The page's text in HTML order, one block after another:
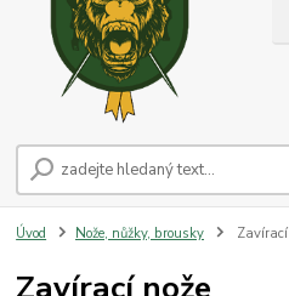
Úvod Nože, nůžky, brousky Zavírací